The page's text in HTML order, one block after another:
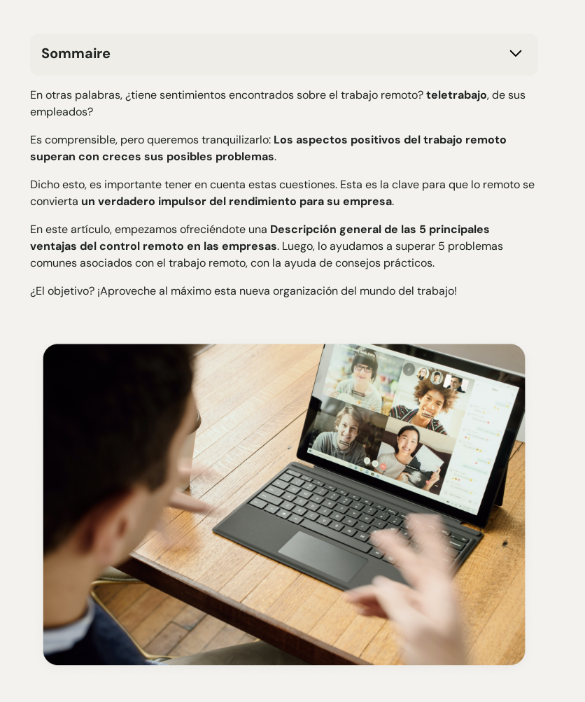
Sommaire
H3 Texte
H4 Texte
H5 Texte
En otras palabras, ¿tiene sentimientos encontrados sobre el trabajo remoto?teletrabajo, de sus
empleados?
Es comprensible, pero queremos tranquilizarlo: Los aspectos positivos del trabajo remoto
superan con creces sus posibles problemas.
Dicho esto, es importante tener en cuenta estas cuestiones. Esta es la clave para que lo remoto se
convierta un verdadero impulsor del rendimiento para su empresa.
En este artículo, empezamos ofreciéndote una Descripción general de las 5 principales
ventajas del control remoto en las empresas. Luego, lo ayudamos a superar 5 problemas
comunes asociados con el trabajo remoto, con la ayuda de consejos prácticos.
¿El objetivo? ¡Aproveche al máximo esta nueva organización del mundo del trabajo!